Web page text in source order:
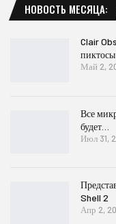
НОВОСТЬ МЕСЯЦА:
Clair
Май 2,
Все
будет…
Июл 31,
Shell 2
Апр 2,